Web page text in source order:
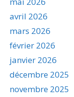
avril 2026
mars 2026
février 2026
janvier 2026
décembre 2025
novembre 2025